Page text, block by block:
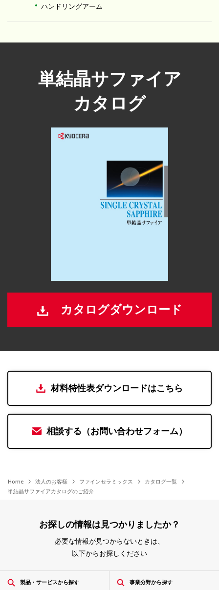
ハンドリングアーム
単結晶サファイア
カタログ
カタログダウンロード
材料特性表ダウンロードはこちら
相談する（お問い合わせフォーム）
Home 法人のお客様 ファインセラミックス
カタログ一覧
単結晶サファイアカタログのご紹介
お探しの情報は見つかりましたか？
必要な情報が見つからないときは、
以下からお探しください
製品・サービスから探す 事業分野から探す